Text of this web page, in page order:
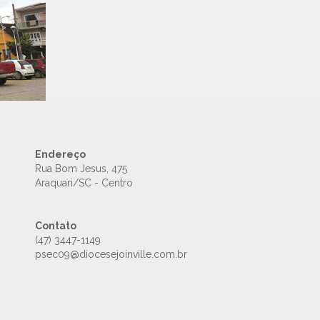
Endereço
Rua Bom Jesus, 475
Araquari/SC - Centro
Contato
(47) 3447-1149
psec09@diocesejoinville.com.br